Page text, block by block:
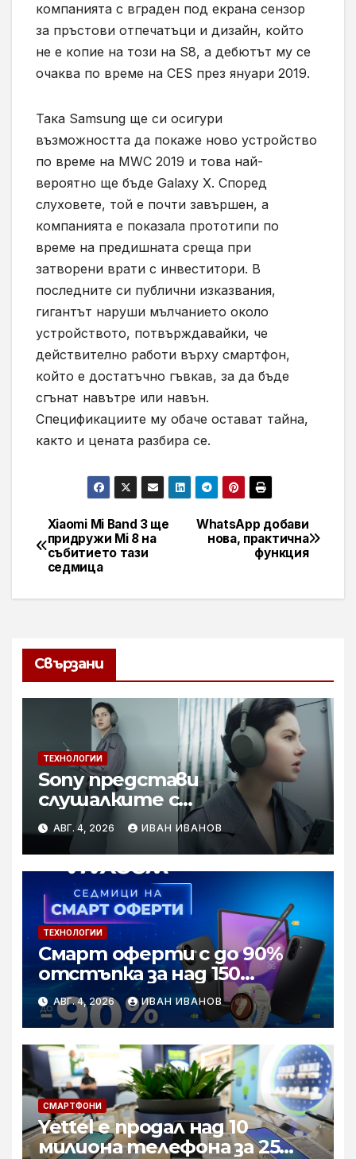
компанията с вграден под екрана сензор
за пръстови отпечатъци и дизайн, който
не е копие на този на S8, а дебютът му се
очаква по време на CES през януари 2019.
Така Samsung ще си осигури
възможността да покаже ново устройство
по време на MWC 2019 и това най-
вероятно ще бъде Galaxy X. Според
слуховете, той е почти завършен, а
компанията е показала прототипи по
време на предишната среща при
затворени врати с инвеститори. В
последните си публични изказвания,
гигантът наруши мълчанието около
устройството, потвърждавайки, че
действително работи върху смартфон,
който е достатъчно гъвкав, за да бъде
сгънат навътре или навън.
Спецификациите му обаче остават тайна,
както и цената разбира се.
Навигация
WhatsApp добави
нова, практична
функция
Xiaomi Mi Band 3 ще
придружи Mi 8 на
събитието тази
седмица
Свързани
ТЕХНОЛОГИИ
Sony представи
слушалките с
шумопотискане WH-
1000XM6 в нов цвят „Olive
Gray“
АВГ. 4, 2026 ИВАН ИВАНОВ
ТЕХНОЛОГИИ
Смарт оферти с до 90%
отстъпка за над 150
устройства от Vivacom
през август
АВГ. 4, 2026 ИВАН ИВАНОВ
СМАРТФОНИ
Yettel е продал над 10
милиона телефона за 25